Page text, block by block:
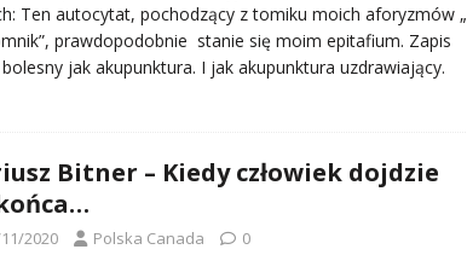
Ten autocytat, pochodzący z tomiku moich aforyzmów „
prawdopodobnie stanie się moim epitafium. Zapis
jak akupunktura. I jak akupunktura uzdrawiający.
Bitner – Kiedy człowiek dojdzie
2020 Polska Canada 0